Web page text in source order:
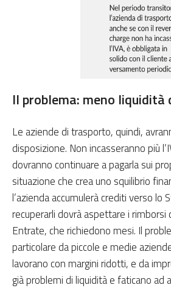
Il problema: meno liquidità
Le aziende di trasporto, quindi,
disposizione. Non incasseranno più
dovranno continuare a pagarla sui
situazione che crea uno squilibrio
l’azienda accumulerà crediti verso lo
recuperarli dovrà aspettare i rimborsi
Entrate, che richiedono mesi. Il
particolare da piccole e medie
lavorano con margini ridotti, e da
già problemi di liquidità e faticano ad